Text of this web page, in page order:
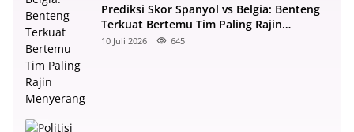
Prediksi Skor Spanyol vs Belgia: Benteng
Terkuat Bertemu Tim Paling Rajin
Menyerang
10 Juli 2026 645